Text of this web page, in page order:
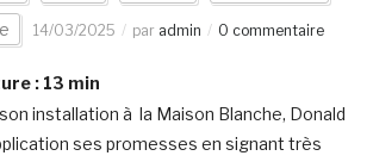
14/03/2025 par admin 0 commentaire
: 13 min
installation à la Maison Blanche, Donald
ses promesses en signant très